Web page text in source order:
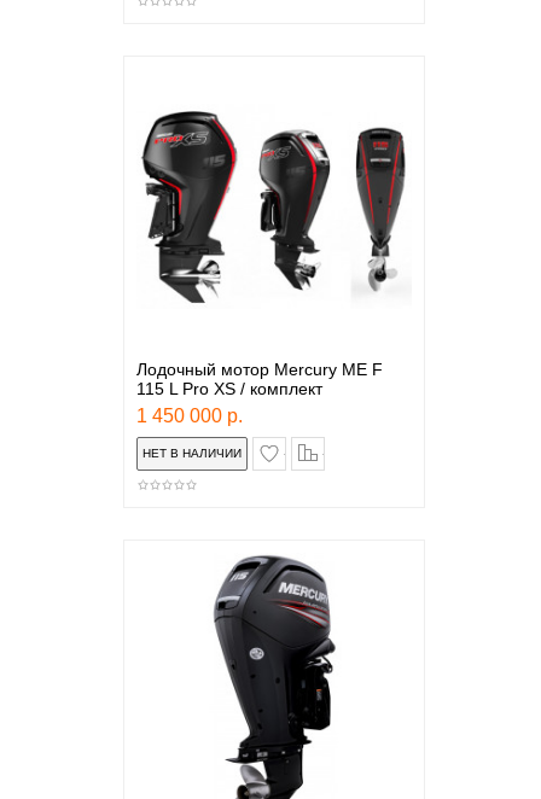
Лодочный мотор Mercury ME F
115 L Pro XS / комплект
1 450 000 р.
в закладки